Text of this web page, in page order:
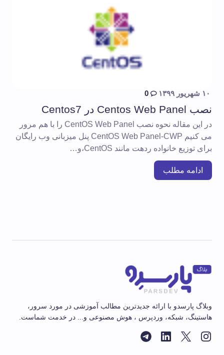
۱۰ شهریور ۱۳۹۹ 0
نصب Centos Web Panel در Centos7
در این مقاله نحوه نصب CentOS Web Panel را با هم مرور
می کنیم CentOS Web Panel-CWP پنل میزبانی وب رایگان
برای توزیع خانواده ردهت مانند CentOS،و…
ادامه مطلب
وبلاگ پارسدو با ارائه جدیدترین مطالب آموزشی در مورد سرور،
هاستینگ، شبکه، وردپرس ، هوش مصنوعی و... در خدمت شماست.